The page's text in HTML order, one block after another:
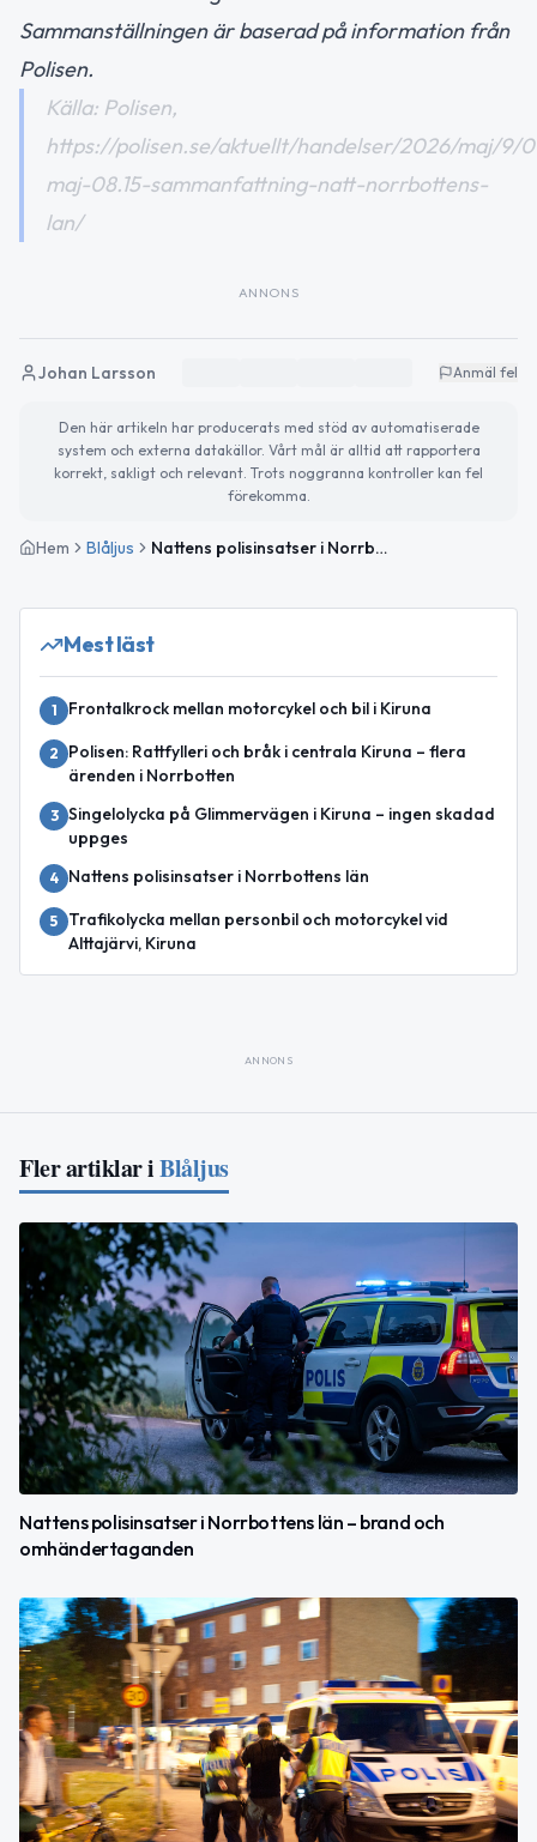
Sammanställningen är baserad på information från
Polisen.
Källa: Polisen,
https://polisen.se/aktuellt/handelser/2026/maj/9/
maj-08.15-sammanfattning-natt-norrbottens-
lan/
ANNONS
Johan Larsson Anmäl fel
Den här artikeln har producerats med stöd av automatiserade
system och externa datakällor. Vårt mål är alltid att rapportera
korrekt, sakligt och relevant. Trots noggranna kontroller kan fel
förekomma.
Hem Blåljus Nattens polisinsatser i Norrbottens län – bråk, trafikolycka och brand
Mest läst
1 Frontalkrock mellan motorcykel och bil i Kiruna
2
Polisen: Rattfylleri och bråk i centrala Kiruna – flera
ärenden i Norrbotten
3 Singelolycka på Glimmervägen i Kiruna – ingen skadad
uppges
4 Nattens polisinsatser i Norrbottens län
5
Trafikolycka mellan personbil och motorcykel vid
Alttajärvi, Kiruna
ANNONS
Fler artiklar iBlåljus
Nattens polisinsatser i Norrbottens län – brand och
omhändertaganden